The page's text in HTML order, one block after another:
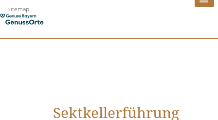
Zum
Inhalt
Sitemap
Sektkellerführung